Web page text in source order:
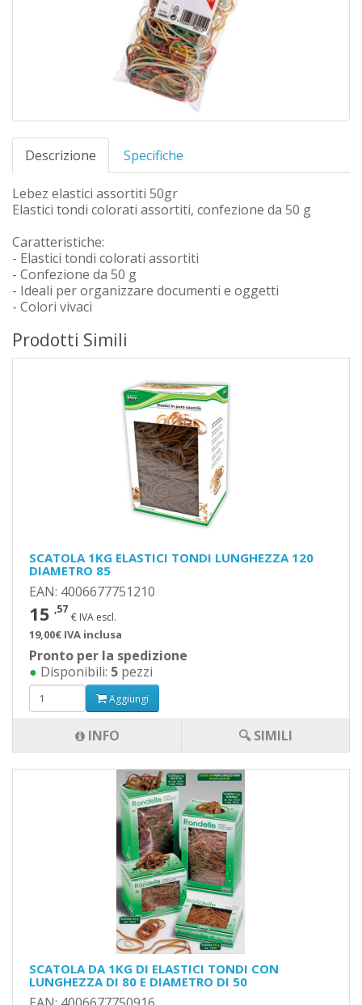
Descrizione Specifiche
Lebez elastici assortiti 50gr
Elastici tondi colorati assortiti, confezione da 50 g
Caratteristiche:
- Elastici tondi colorati assortiti
- Confezione da 50 g
- Ideali per organizzare documenti e oggetti
- Colori vivaci
Prodotti Simili
SCATOLA 1KG ELASTICI TONDI LUNGHEZZA 120
DIAMETRO 85
EAN: 4006677751210
15 ,57
€ IVA escl.
19,00€ IVA inclusa
Pronto per la spedizione
● Disponibili: 5 pezzi
Aggiungi
INFO 🔍 SIMILI
SCATOLA DA 1KG DI ELASTICI TONDI CON
LUNGHEZZA DI 80 E DIAMETRO DI 50